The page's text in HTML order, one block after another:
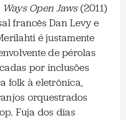
Open Jaws(2011)
francês Dan Levy e
é justamente
de pérolas
por inclusões
folk à eletrônica,
orquestrados
Fuja dos dias